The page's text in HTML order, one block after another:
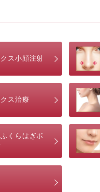
ス小顔注射
ス治療
くらはぎボ